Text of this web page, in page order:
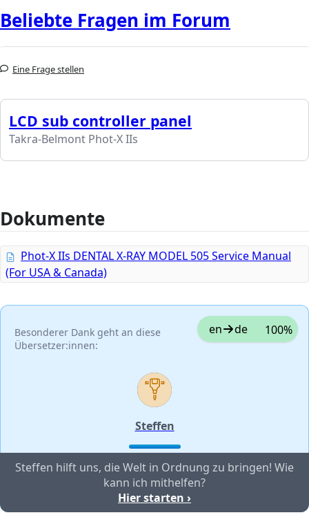
Beliebte Fragen im Forum
Eine Frage stellen
LCD sub controller panel
Takra-Belmont Phot-X IIs
Dokumente
Phot-X IIs DENTAL X-RAY MODEL 505 Service Manual
(For USA & Canada)
Besonderer Dank geht an diese
Übersetzer:innen:
en de 100%
Steffen
Steffen hilft uns, die Welt in Ordnung zu bringen! Wie
kann ich mithelfen?
Hier starten ›